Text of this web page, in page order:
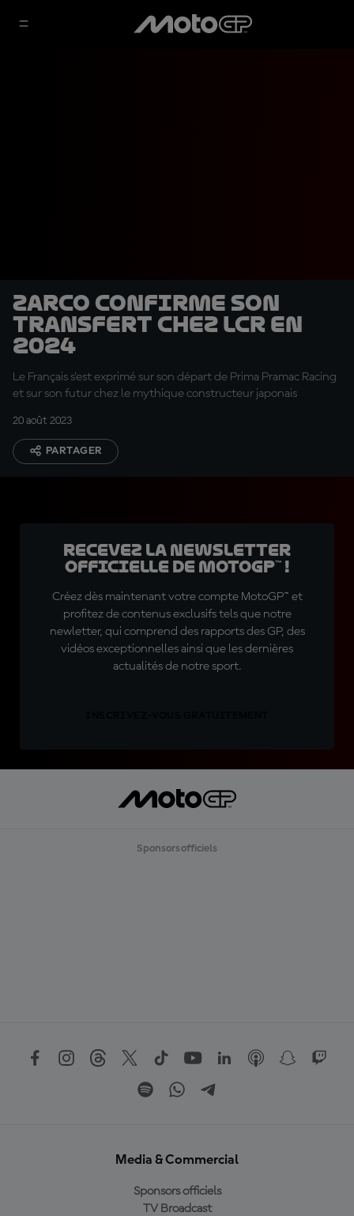
Zarco confirme son
transfert chez LCR en
2024
Le Français s'est exprimé sur son départ de Prima Pramac Racing
et sur son futur chez le mythique constructeur japonais
20 août 2023
PARTAGER
Recevez la Newsletter
officielle de MotoGP™ !
Créez dès maintenant votre compte MotoGP™ et
profitez de contenus exclusifs tels que notre
newletter, qui comprend des rapports des GP, des
vidéos exceptionnelles ainsi que les dernières
actualités de notre sport.
Sponsors officiels
Media & Commercial
Sponsors officiels
TV Broadcast